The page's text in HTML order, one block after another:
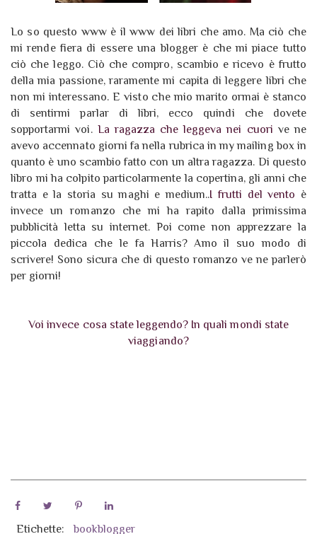
Lo so questo www è il www dei libri che amo. Ma ciò che
mi rende fiera di essere una blogger è che mi piace tutto
ciò che leggo. Ciò che compro, scambio e ricevo è frutto
della mia passione, raramente mi capita di leggere libri che
non mi interessano. E visto che mio marito ormai è stanco
di sentirmi parlar di libri, ecco quindi che dovete
sopportarmi voi. La ragazza che leggeva nei cuori ve ne
avevo accennato giorni fa nella rubrica in my mailing box in
quanto è uno scambio fatto con un altra ragazza. Di questo
libro mi ha colpito particolarmente la copertina, gli anni che
tratta e la storia su maghi e medium..I frutti del vento è
invece un romanzo che mi ha rapito dalla primissima
pubblicità letta su internet. Poi come non apprezzare la
piccola dedica che le fa Harris? Amo il suo modo di
scrivere! Sono sicura che di questo romanzo ve ne parlerò
per giorni!
Voi invece cosa state leggendo? In quali mondi state
viaggiando?
Etichette:bookblogger